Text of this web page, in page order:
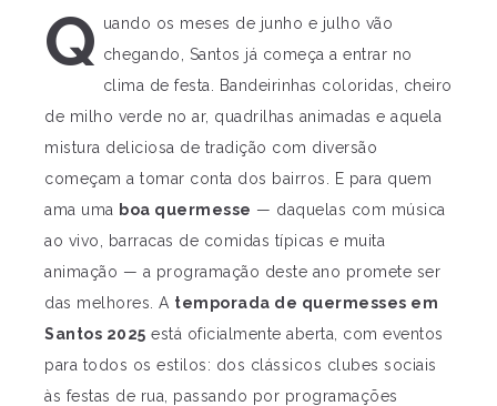
Q uando os meses de junho e julho vão
chegando, Santos já começa a entrar no
clima de festa. Bandeirinhas coloridas, cheiro
de milho verde no ar, quadrilhas animadas e aquela
mistura deliciosa de tradição com diversão
começam a tomar conta dos bairros. E para quem
ama uma boa quermesse — daquelas com música
ao vivo, barracas de comidas típicas e muita
animação — a programação deste ano promete ser
das melhores. A temporada de quermesses em
Santos 2025 está oficialmente aberta, com eventos
para todos os estilos: dos clássicos clubes sociais
às festas de rua, passando por programações